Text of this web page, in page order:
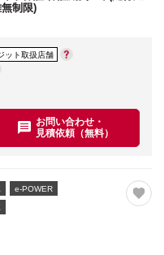
制限)
ット取扱店舗
お問い合わせ・
見積依頼（無料）
e-POWER